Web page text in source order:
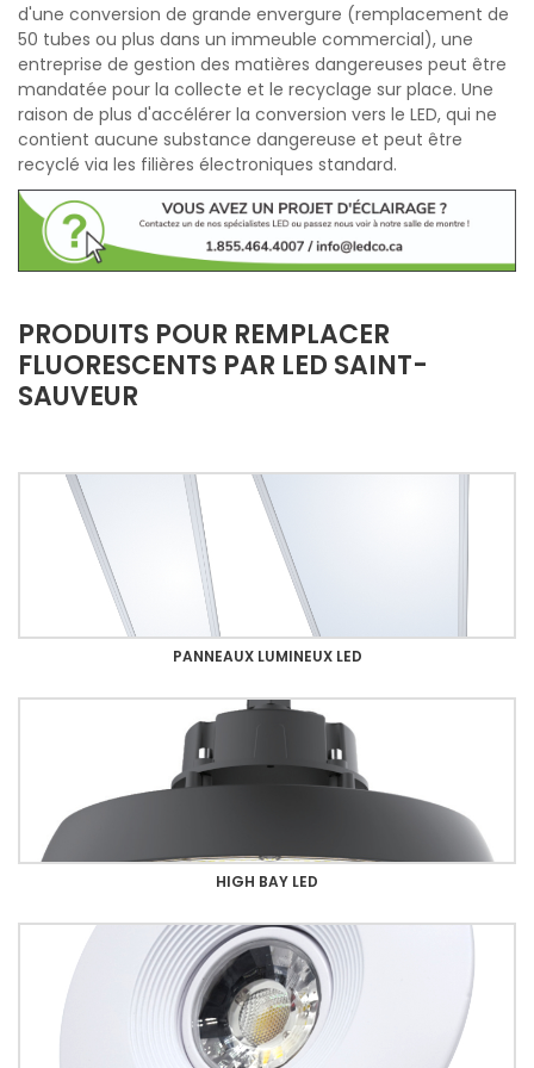
d'une conversion de grande envergure (remplacement de
50 tubes ou plus dans un immeuble commercial), une
entreprise de gestion des matières dangereuses peut être
mandatée pour la collecte et le recyclage sur place. Une
raison de plus d'accélérer la conversion vers le LED, qui ne
contient aucune substance dangereuse et peut être
recyclé via les filières électroniques standard.
PRODUITS POUR REMPLACER
FLUORESCENTS PAR LED SAINT-
SAUVEUR
PANNEAUX LUMINEUX LED
HIGH BAY LED